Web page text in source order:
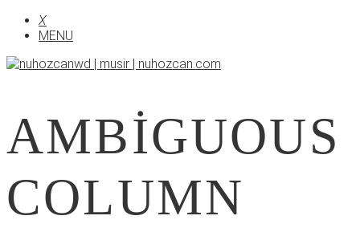
X
MENU
AMBIGUOUS
COLUMN